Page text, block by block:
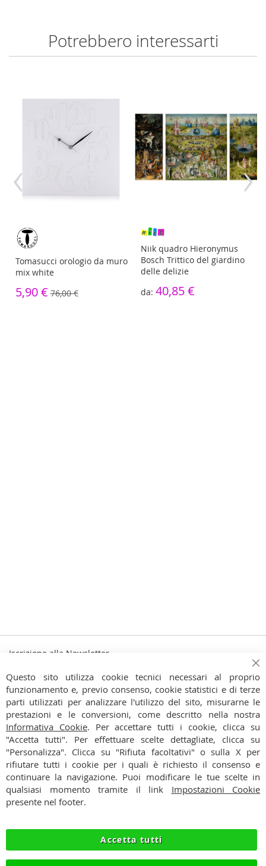
Potrebbero interessarti
Tomasucci orologio da muro
mix white
5,90 € 76,00 €
Niik quadro Hieronymus
Bosch Trittico del giardino
delle delizie
40,85 €
‹ ›
Iscrizione alla Newsletter
alla
nostra
Newsletter:
Iscriviti
Ho preso visione dell'Informativa Privacy
CONTATTI
CONDIZIONI
PAGAMENTI
PRIVACY
RECESSO
Questo sito utilizza cookie tecnici necessari al proprio
funzionamento e, previo consenso, cookie statistici e di terze
parti utilizzati per analizzare l'utilizzo del sito, misurarne le
prestazioni e le conversioni, come descritto nella nostra
Informativa Cookie. Per accettare tutti i cookie, clicca su
"Accetta tutti". Per effettuare scelte dettagliate, clicca su
"Personalizza". Clicca su "Rifiuta facoltativi" o sulla X per
rifiutare tutti i cookie per i quali è richiesto il consenso e
continuare la navigazione. Puoi modificare le tue scelte in
qualsiasi momento tramite il link Impostazioni Cookie
presente nel footer.
Accetta tutti